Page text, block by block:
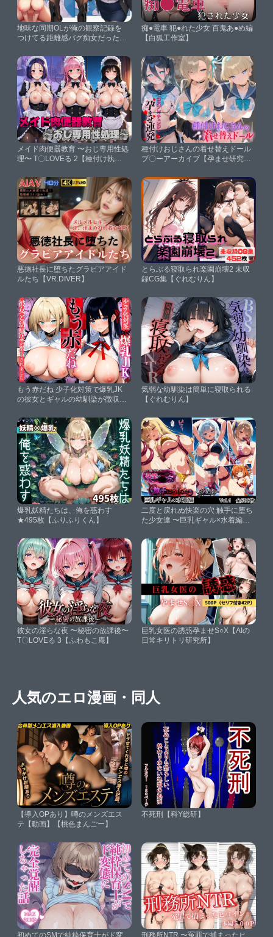
地味な同期OLが俺の観察記録を
つけてる距離感バグ痴女だった
痴●電車 犯●れた少女 百鬼あ●め編
【白狐工作室】
メイド肉便器教育 〜おじ専用性処
理〜 T〇LOVEる 2【種付け執行
種付けおじさんの着せ替えドール
ブ〇ーアーカイブ【孕ませ研究
悪徳社長に堕ちたグラビアアイド
ルたち【VR.DIVER】
とらぶる寝取られ楽園崩壊2 未収
録CG集【ぐれむりん】
もう赤だね 少子化対策で爆乳JK
の彼女とギャルの幼馴染が徴収さ
気弱な幼馴染は簡単に寝取られる
【ぐれむりん】
爆乳妖精たちは、俺を惑わす
★495枚【ふりふりくん】
二度と戻れぬ快楽の穴 触手に堕ち
た少女達 〜巨乳ギャル×水着編〜
彼女の淫らな夜 〜秘密の放課後〜
T〇LOVEる 3【ふわもこ庵】
巨乳女医の誘惑孕ませS○X【AIの
日常キリトリ研究所】
人気のエロ漫画・同人
【導入OPあり】噂のメンズエス
テ【動画】【桃色まんごー】
不死刑【科Y総研】
初めてのSMで純粋保育士がド変
刑務所NTR 〜冤罪で捕まったヒ